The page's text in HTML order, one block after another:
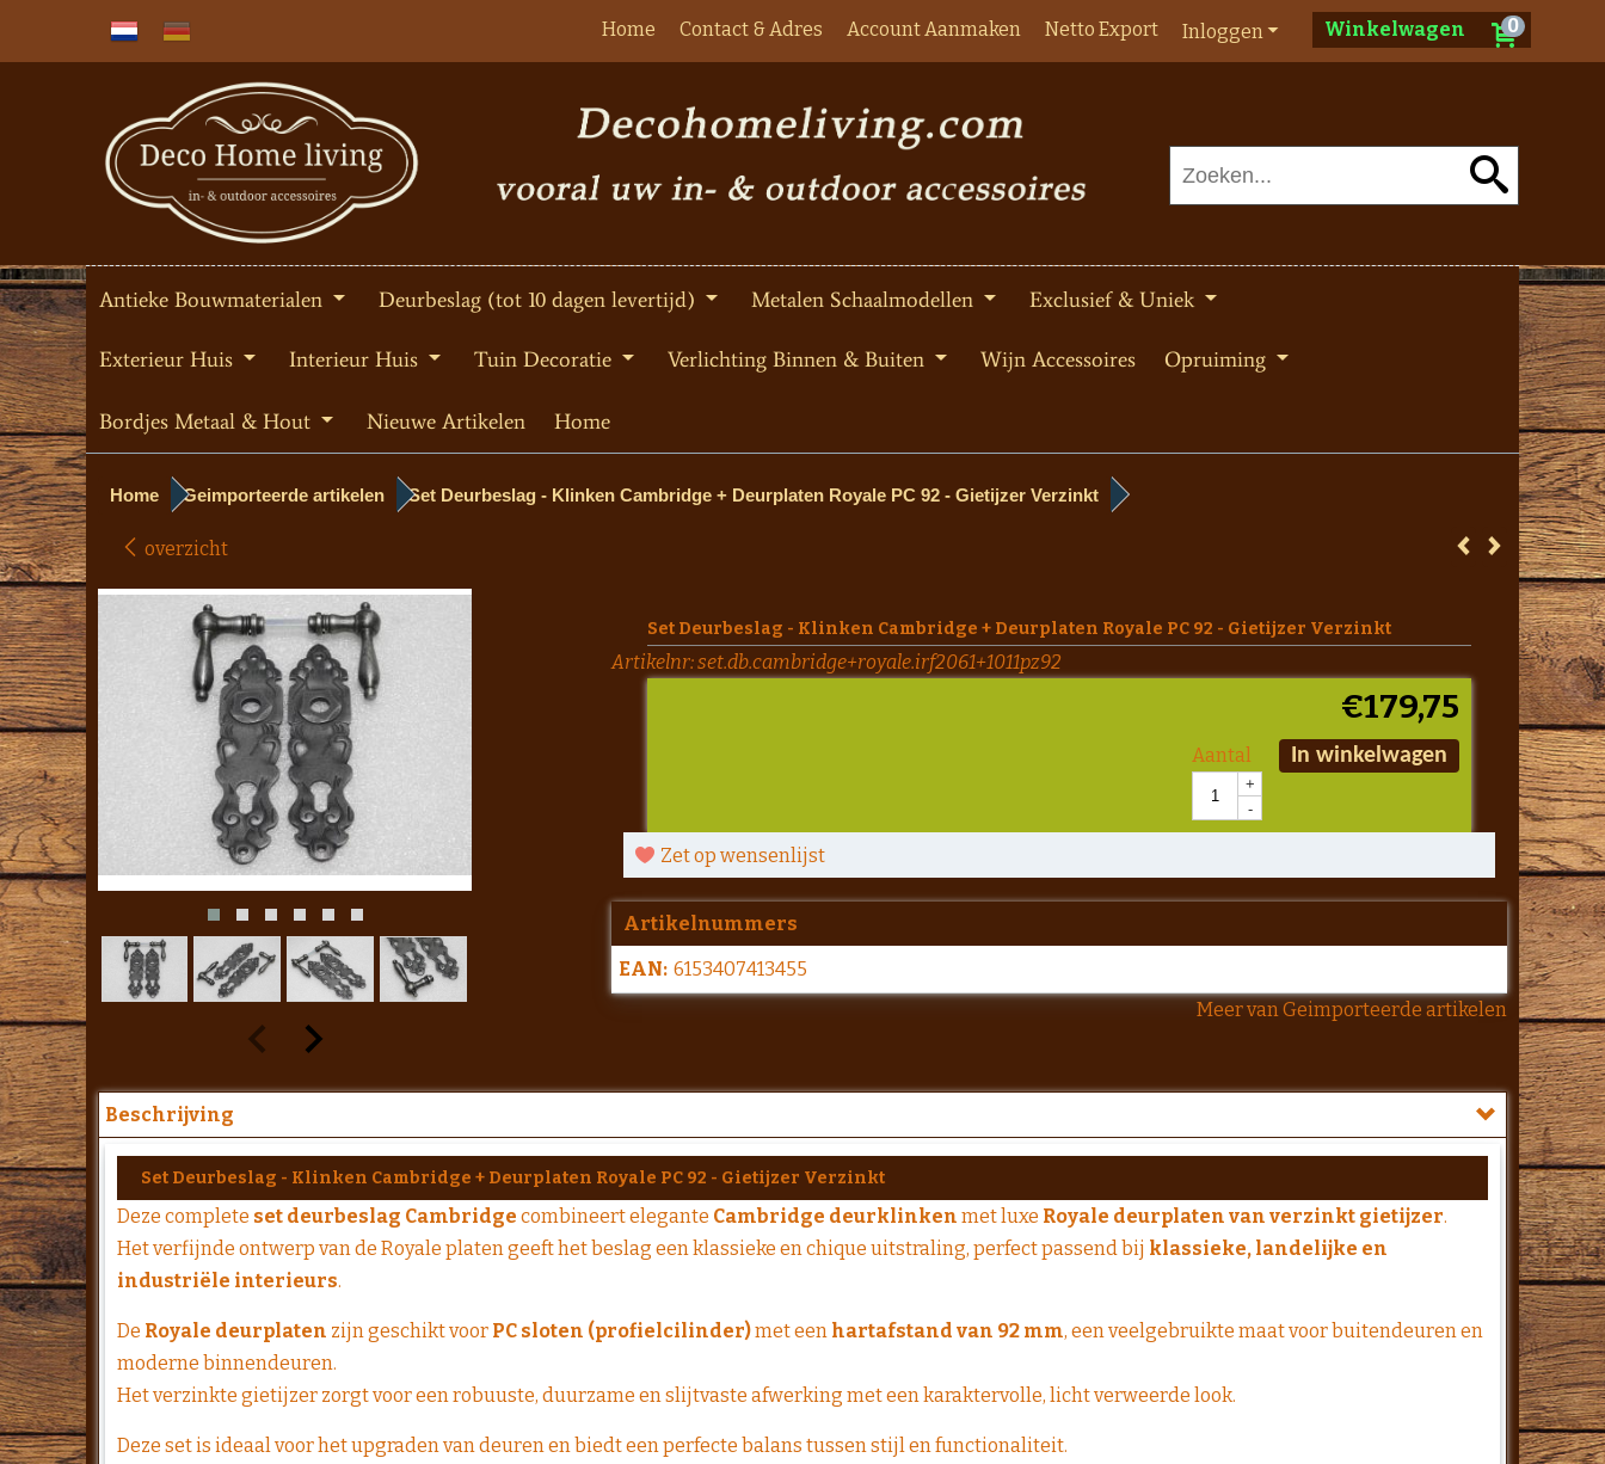
Winkelwagen 0
Inloggen
Home Contact & Adres Account Aanmaken Netto Export
Antieke Bouwmaterialen Deurbeslag (tot 10 dagen levertijd) Metalen Schaalmodellen Exclusief & Uniek
Exterieur Huis Interieur Huis Tuin Decoratie Verlichting Binnen & Buiten Wijn Accessoires Opruiming
Bordjes Metaal & Hout Nieuwe Artikelen Home
Home Geimporteerde artikelen Set Deurbeslag - Klinken Cambridge + Deurplaten Royale PC 92 - Gietijzer Verzinkt
overzicht
Set Deurbeslag - Klinken Cambridge + Deurplaten Royale PC 92 - Gietijzer Verzinkt
Artikelnr:set.db.cambridge+royale.irf2061+1011pz92
€179,75
Aantal
+
-
In winkelwagen
Zet op wensenlijst
Artikelnummers
EAN: 6153407413455
Meer van Geimporteerde artikelen
Beschrijving
Set Deurbeslag - Klinken Cambridge + Deurplaten Royale PC 92 - Gietijzer Verzinkt
Deze complete set deurbeslag Cambridge combineert elegante Cambridge deurklinken met luxe Royale deurplaten van verzinkt gietijzer.
Het verfijnde ontwerp van de Royale platen geeft het beslag een klassieke en chique uitstraling, perfect passend bij klassieke, landelijke en
industriële interieurs.
De Royale deurplaten zijn geschikt voor PC sloten (profielcilinder)met een hartafstand van 92 mm, een veelgebruikte maat voor buitendeuren en
moderne binnendeuren.
Het verzinkte gietijzer zorgt voor een robuuste, duurzame en slijtvaste afwerking met een karaktervolle, licht verweerde look.
Deze set is ideaal voor het upgraden van deuren en biedt een perfecte balans tussen stijl en functionaliteit.